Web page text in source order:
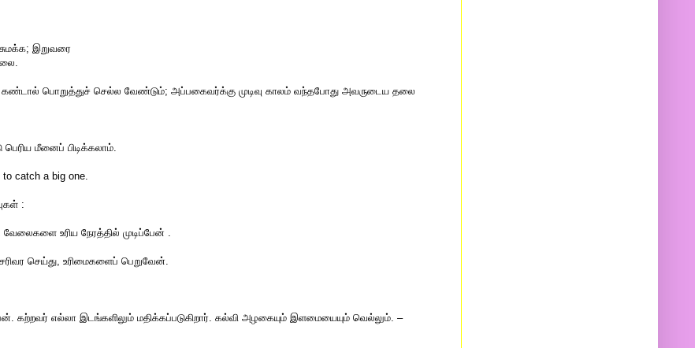
இறுவரை
பொறுத்துச் செல்ல வேண்டும்; அப்பகைவர்க்கு முடிவு காலம் வந்தபோது அவருடைய தலை
மீனைப் பிடிக்கலாம்.
catch a big one.
:
உரிய நேரத்தில் முடிப்பேன் .
செய்து, உரிமைகளைப் பெறுவேன்.
கற்றவர் எல்லா இடங்களிலும் மதிக்கப்படுகிறார். கல்வி அழகையும் இளமையையும் வெல்லும். –